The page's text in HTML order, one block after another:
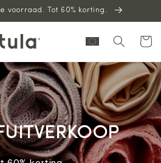
voorraad. Tot 60% korting.